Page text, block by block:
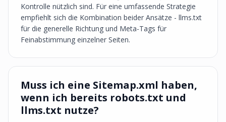
Kontrolle nützlich sind. Für eine umfassende Strategie
empfiehlt sich die Kombination beider Ansätze - llms.txt
für die generelle Richtung und Meta-Tags für
Feinabstimmung einzelner Seiten.
Muss ich eine Sitemap.xml haben,
wenn ich bereits robots.txt und
llms.txt nutze?